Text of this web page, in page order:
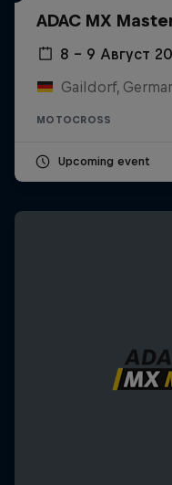
ADAC MX
8 – 9 Август
Gaildorf,
MOTOCROSS
Upcoming event